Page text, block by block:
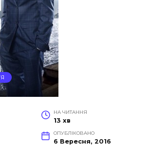
НА ЧИТАННЯ
13 хв
ОПУБЛІКОВАНО
6 Вересня, 2016